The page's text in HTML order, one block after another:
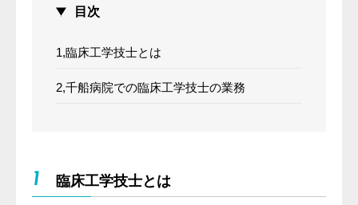
目次
1,臨床工学技士とは
2,千船病院での臨床工学技士の業務
1 臨床工学技士とは